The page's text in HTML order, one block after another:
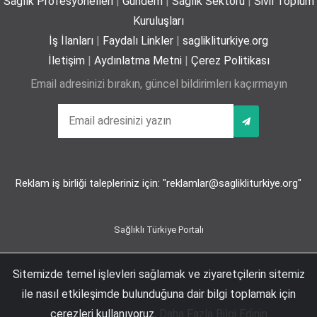
Yaz mevsiminde hamileler için 11 kritik öneri
25-06-2026
Kuruluşları
İş İlanları
Faydalı Linkler
saglikliturkiye.org
İletişim
Aydınlatma Metni| Çerez Politikası
Email adresinizi bırakın, güncel bildirimlerı kaçırmayın
Reklam iş birliği talepleriniz için: "reklamlar@saglikliturkiye.org"
Sağlıklı Türkiye Portalı
Esentepe Mah. Büyükdere Cad. No:102 D:63 2-A Maya Akar Şişli, İstanbul | +90
212 274 74 66
Sağlıklı Türkiye Portalı, Sağlıklı Hayatı Teşvik ve Sağlık Politikaları Derneği'nin
Sitemizde temel işlevleri sağlamak ve ziyaretçilerin sitemiz
ile nasıl etkileşimde bulunduğuna dair bilgi toplamak için
çerezleri kullanıyoruz.